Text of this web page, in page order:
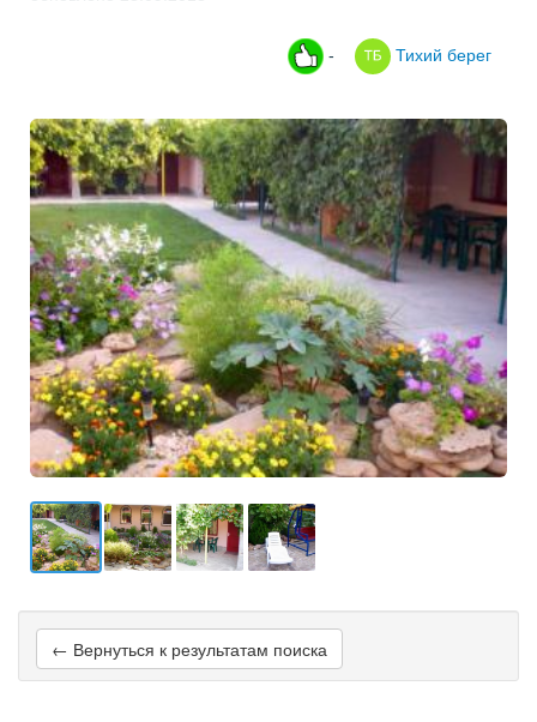
- Тихий берег
← Вернуться к результатам поиска